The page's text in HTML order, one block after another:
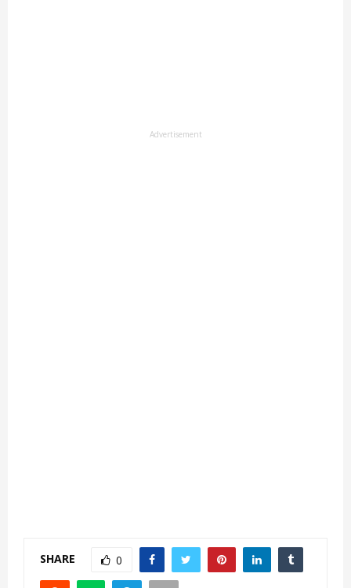
Advertisement
SHARE 0